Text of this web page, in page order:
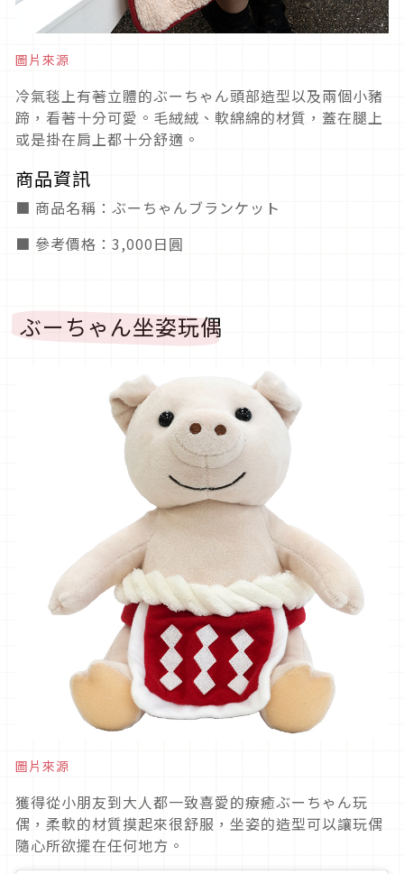
圖片來源
冷氣毯上有著立體的ぶーちゃん頭部造型以及兩個小豬
蹄，看著十分可愛。毛絨絨、軟綿綿的材質，蓋在腿上
或是掛在肩上都十分舒適。
商品資訊
■ 商品名稱：ぶーちゃんブランケット
■ 參考價格：3,000日圓
ぶーちゃん坐姿玩偶
圖片來源
獲得從小朋友到大人都一致喜愛的療癒ぶーちゃん玩
偶，柔軟的材質摸起來很舒服，坐姿的造型可以讓玩偶
隨心所欲擺在任何地方。